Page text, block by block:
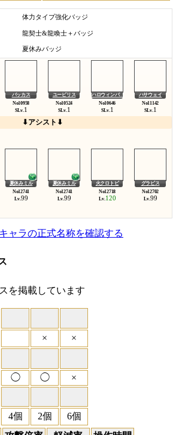
体力タイプ強化バッジ
龍契士&龍喚士＋バッジ
夏休みバッジ
バッカス ユーピリス ハロウィンパ… ハサウェイ
SLv. 1 SLv. 1 SLv. 1 SLv. 1
⬇アシスト⬇
夏休みミル 夏休みミル 火クロトビ グラビス
Lv.99 Lv.99 Lv.120 Lv.99
ャラの正式名称を確認する
を掲載しています
× ×
◯ ◯ ×
4個 2個
6個